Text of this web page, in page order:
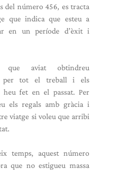
del número 456, es tracta
que indica que esteu a
en un període d’èxit i
que aviat obtindreu
per tot el treball i els
heu fet en el passat. Per
els regals amb gràcia i
viatge si voleu que arribi
temps, aquest número
que no estigueu massa